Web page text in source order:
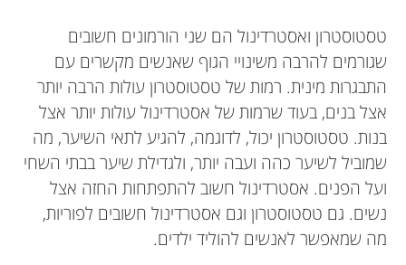
טסטוסטרון ואסטרדינול הם שני הורמונים חשובים
שגורמים להרבה משינויי הגוף שאנשים מקשרים עם
התבגרות מינית. רמות של טסטוסטרון עולות הרבה יותר
אצל בנים, בעוד שרמות של אסטרדינול עולות יותר אצל
בנות. טסטוסטרון יכול, לדוגמה, להגיע לתאי השיער, מה
שמוביל לשיער כהה ועבה יותר, ולגדילת שיער בבתי השחי
ועל הפנים. אסטרדינול חשוב להתפתחות החזה אצל
נשים. גם טסטוסטרון וגם אסטרדינול חשובים לפוריות,
מה שמאפשר לאנשים להוליד ילדים.